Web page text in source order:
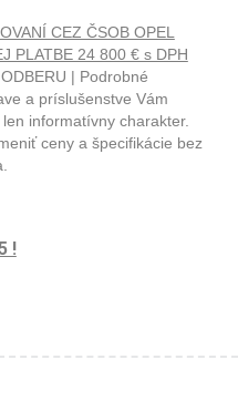
CEZ ČSOB OPEL
PLATBE 24 800 € s DPH
| Podrobné
a príslušenstve Vám
informatívny charakter.
ceny a špecifikácie bez
!